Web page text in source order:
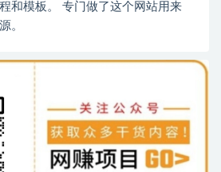
和模板。 专门做了这个网站用来
。